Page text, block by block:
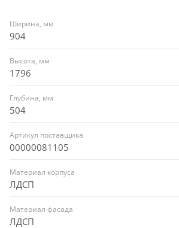
Ширина, мм
904
Высота, мм
1796
Глубина, мм
504
Артикул поставщика
00000081105
Материал корпуса
ЛДСП
Материал фасада
ЛДСП